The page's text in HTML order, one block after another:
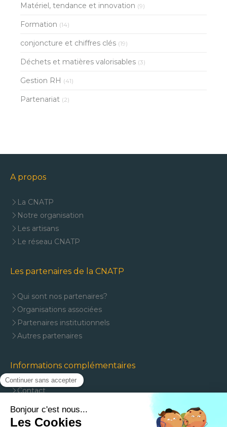
Matériel, tendance et innovation (9)
Formation (14)
conjoncture et chiffres clés (19)
Déchets et matières valorisables (3)
Gestion RH (41)
Partenariat (2)
A propos
La CNATP
Notre organisation
Les artisans
Le réseau CNATP
Les partenaires de la CNATP
Qui sont nos partenaires?
Organisations associées
Partenaires institutionnels
Autres partenaires
Informations complémentaires
Contact
Plan du site